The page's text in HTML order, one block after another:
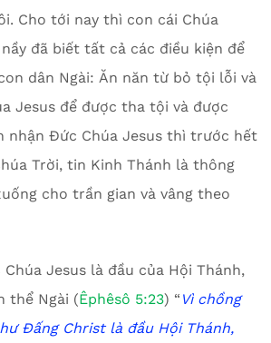
Cho tới nay thì con cái Chúa
đã biết tất cả các điều kiện để
dân Ngài: Ăn năn từ bỏ tội lỗi và
Jesus để được tha tội và được
nhận Đức Chúa Jesus thì trước hết
Trời, tin Kinh Thánh là thông
cho trần gian và vâng theo
Jesus là đầu của Hội Thánh,
thể Ngài (Êphêsô 5:23) “ Vì chồng
Đấng Christ là đầu Hội Thánh,